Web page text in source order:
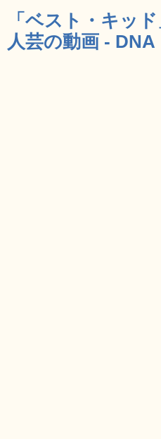
「ベスト・キッ
人芸の動画 - DNA